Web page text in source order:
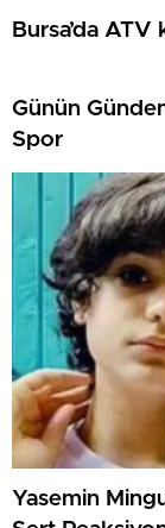
Bursa’da ATV
Günün
Spor
Yasemin